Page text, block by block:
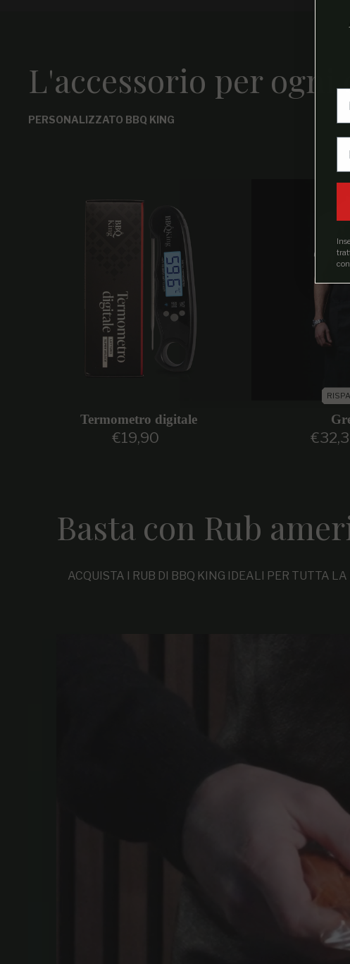
L'accessorio per ogni
PERSONALIZZATO BBQ KING
Termometro digitale
Prezzo regolare
€19,90
Basta con Rub
ACQUISTA I RUB DI BBQ KING IDEALI PER TUTTA